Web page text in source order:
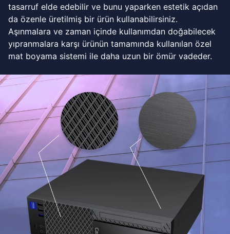
tasarruf elde edebilir ve bunu yaparken estetik açıdan
da özenle üretilmiş bir ürün kullanabilirsiniz.
Aşınmalara ve zaman içinde kullanımdan doğabilecek
yıpranmalara karşı ürünün tamamında kullanılan özel
mat boyama sistemi ile daha uzun bir ömür vadeder.